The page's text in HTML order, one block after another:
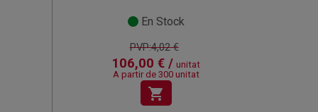
En Stock
PVP:4,02 €
106,00 € / unitat
A partir de 300 unitat
shopping_cart